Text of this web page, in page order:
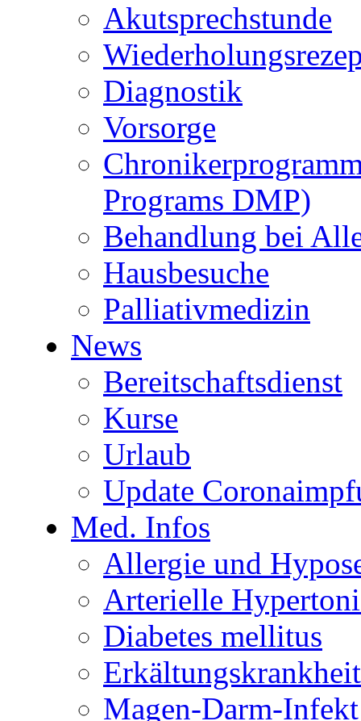
Akutsprechstunde
Diagnostik
Vorsorge
Programs DMP)
Behandlung bei
Hausbesuche
Palliativmedizin
News
Bereitschaftsdienst
Kurse
Urlaub
Update
Med. Infos
Allergie und
Arterielle
Diabetes mellitus
Magen-Darm-Infekt